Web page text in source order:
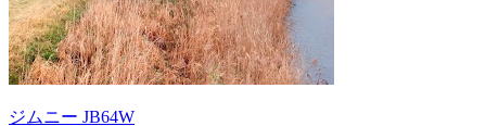
ジムニー JB64W